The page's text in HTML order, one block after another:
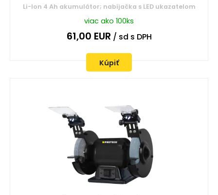
Li-Ion 4 Ah akumulátor; nabíjačka s LED ukazatelom
viac ako 100ks
61,00 EUR / sd s DPH
Kúpiť